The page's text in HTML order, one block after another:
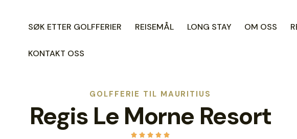
SØK ETTER GOLFFERIER REISEMÅL LONG STAY OM OSS
KONTAKT OSS
GOLFFERIE TIL MAURITIUS
Regis Le Morne Resort
    